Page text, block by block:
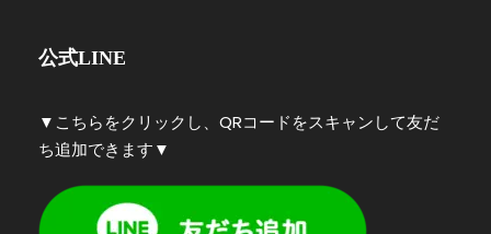
公式LINE
▼こちらをクリックし、QRコードをスキャンして友だ
ち追加できます▼